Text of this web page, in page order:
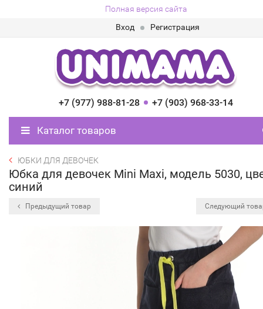
Полная версия сайта
Вход
Регистрация
+7 (977) 988-81-28 +7 (903) 968-33-14
Каталог товаров
ЮБКИ ДЛЯ ДЕВОЧЕК
Юбка для девочек Mini Maxi, модель 5030,
синий
Предыдущий товар Следующий